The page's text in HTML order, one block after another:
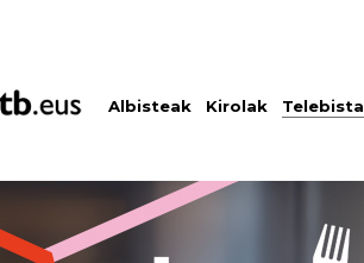
Albisteak Kirolak Telebista